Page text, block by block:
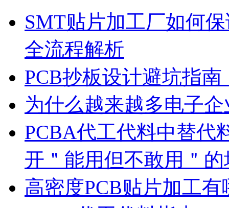
SMT贴片加工厂如何
全流程解析
PCB抄板设计避坑指
为什么越来越多电子
PCBA代工代料中替代
开＂能用但不敢用＂的
高密度PCB贴片加工